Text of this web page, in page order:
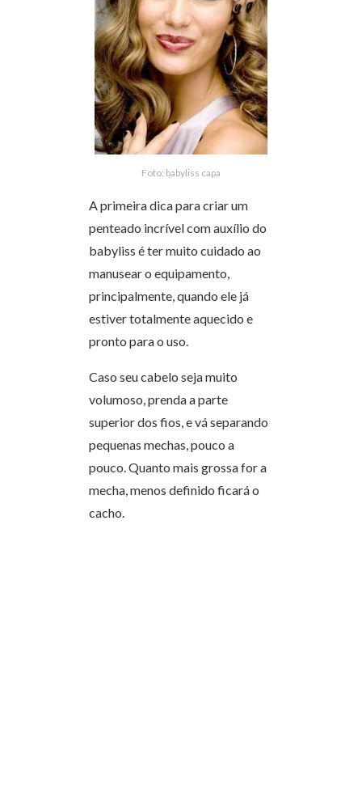
Foto: babyliss capa
A primeira dica para criar um
penteado incrível com auxílio do
babyliss é ter muito cuidado ao
manusear o equipamento,
principalmente, quando ele já
estiver totalmente aquecido e
pronto para o uso.
Caso seu cabelo seja muito
volumoso, prenda a parte
superior dos fios, e vá separando
pequenas mechas, pouco a
pouco. Quanto mais grossa for a
mecha, menos definido ficará o
cacho.